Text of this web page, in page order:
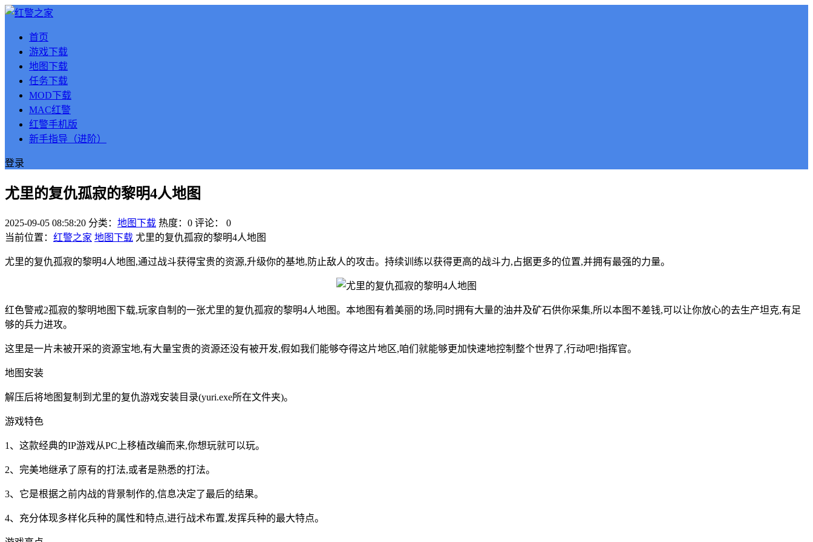
首页
游戏下载
地图下载
任务下载
MOD下载
MAC红警
红警手机版
新手指导（进阶）
登录
尤里的复仇孤寂的黎明4人地图
2025-09-05 08:58:20 分类： 地图下载 热度：0 评论：
0
当前位置： 红警之家 地图下载 尤里的复仇孤寂的黎明4人地图
尤里的复仇孤寂的黎明4人地图,通过战斗获得宝贵的资源,升级你的基地,防止敌人的攻击。持续训练以获得更高的战斗力,占据更多的位置,并拥有最强的力量。
红色警戒2孤寂的黎明地图下载,玩家自制的一张尤里的复仇孤寂的黎明4人地图。本地图有着美丽的场,同时拥有大量的油井及矿石供你采集,所以本图不差钱,可以让你放心的去生产坦克,有足
够的兵力进攻。
这里是一片未被开采的资源宝地,有大量宝贵的资源还没有被开发,假如我们能够夺得这片地区,咱们就能够更加快速地控制整个世界了,行动吧!指挥官。
地图安装
解压后将地图复制到尤里的复仇游戏安装目录(yuri.exe所在文件夹)。
游戏特色
1、这款经典的IP游戏从PC上移植改编而来,你想玩就可以玩。
2、完美地继承了原有的打法,或者是熟悉的打法。
3、它是根据之前内战的背景制作的,信息决定了最后的结果。
4、充分体现多样化兵种的属性和特点,进行战术布置,发挥兵种的最大特点。